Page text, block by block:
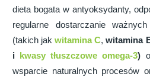
dieta bogata w antyoksydanty,
regularne dostarczanie
(takich jakwitamina C,witamina
i
kwasy tłuszczowe omega-3)
wsparcie naturalnych procesów